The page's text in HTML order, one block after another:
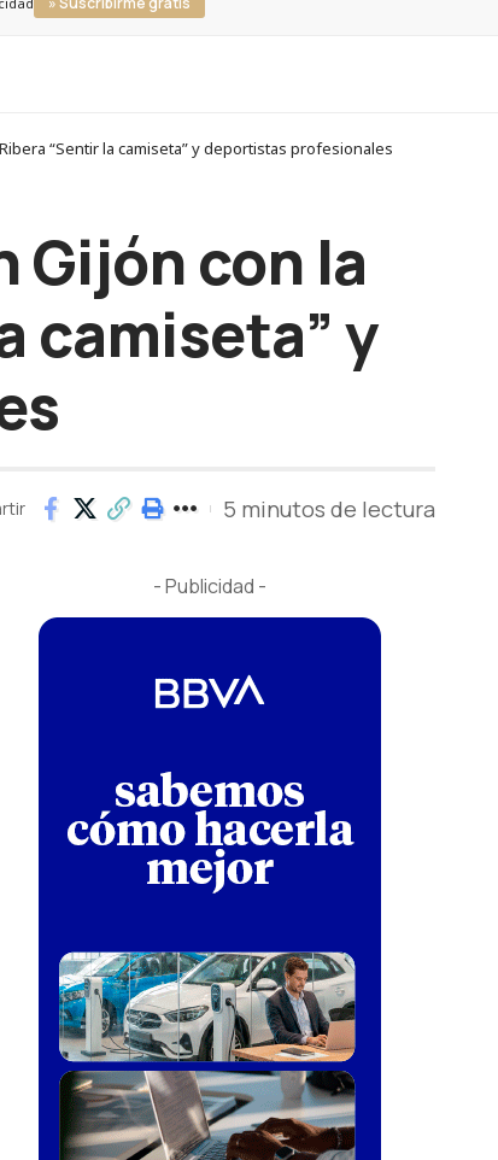
“Sentir la camiseta” y deportistas profesionales
Gijón con la
camiseta” y
5 minutos de lectura
- Publicidad -